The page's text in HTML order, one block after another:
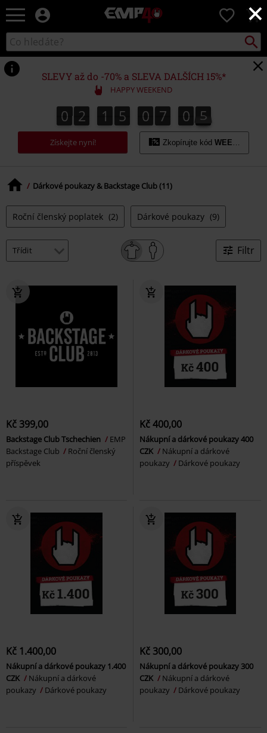
×
EMP
Hudba,
filmy
&
seriály,
Merch
pro
hráče,
Alternativní
móda
0
Katalog
vyhledávání
SLEVY až do -70% a SLEVA DALŠÍCH 15%*
HAPPY WEEKEND
0
0 2
2 1
1 5
5 0
0 7
7 0
1
0 5
6
5
7
6
Získejte nyní! Zkopírujte kód WEEKEND
Dárkové poukazy & Backstage Club (11)
Roční členský poplatek (2) Dárkové poukazy (9)
Filtr
Kč 399,00
Backstage Club Tschechien
EMP
Backstage Club
Roční členský
příspěvek
Kč 400,00
Nákupní a dárkové poukazy 400
CZK
Nákupní a dárkové
poukazy
Dárkové poukazy
Kč 1.400,00
Nákupní a dárkové poukazy 1.400
CZK
Nákupní a dárkové
poukazy
Dárkové poukazy
Kč 300,00
Nákupní a dárkové poukazy 300
CZK
Nákupní a dárkové
poukazy
Dárkové poukazy